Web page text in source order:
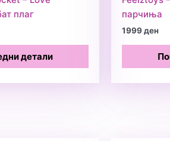
плаг
детали
парчиња
1999ден